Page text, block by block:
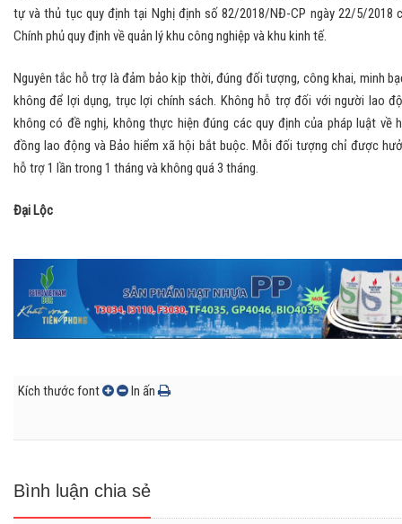
tự và thủ tục quy định tại Nghị định số 82/2018/NĐ-CP ngày 22/5/2018
Chính phủ quy định về quản lý khu công nghiệp và khu kinh tế.
Nguyên tắc hỗ trợ là đảm bảo kịp thời, đúng đối tượng, công khai, minh
không để lợi dụng, trục lợi chính sách. Không hỗ trợ đối với người lao
không có đề nghị, không thực hiện đúng các quy định của pháp luật về
đồng lao động và Bảo hiểm xã hội bắt buộc. Mỗi đối tượng chỉ được
hỗ trợ 1 lần trong 1 tháng và không quá 3 tháng.
Đại Lộc
Kích thước font In ấn
Bình luận chia sẻ